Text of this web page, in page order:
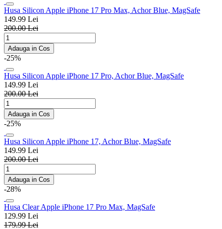
Husa Silicon Apple iPhone 17 Pro Max, Achor Blue, MagSafe
149.99 Lei
200.00 Lei
Adauga in Cos
-25%
Husa Silicon Apple iPhone 17 Pro, Achor Blue, MagSafe
149.99 Lei
200.00 Lei
Adauga in Cos
-25%
Husa Silicon Apple iPhone 17, Achor Blue, MagSafe
149.99 Lei
200.00 Lei
Adauga in Cos
-28%
Husa Clear Apple iPhone 17 Pro Max, MagSafe
129.99 Lei
179.99 Lei